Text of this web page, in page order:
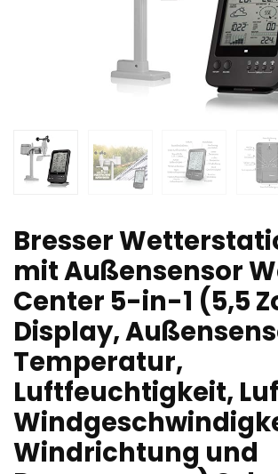
Bresser
mit Außensensor
Center 5-in-1 (5,5
Display,
Temperatur,
Luftfeuchtigkeit,
Windrichtung und